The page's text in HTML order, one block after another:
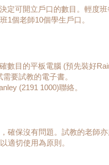
定可開立戶口的數目。輕度班
1個老師10個學生戶口。
數目的平板電腦 (預先裝好
要試教的電子書。
(2191 1000)聯絡。
確保沒有問題。試教的老師亦
適切使用為原則。